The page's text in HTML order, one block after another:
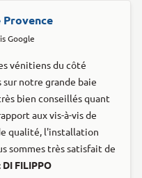
Provence
Google
vénitiens du côté
notre grande baie
bien conseillés quant
aux vis-à-vis de
qualité, l'installation
sommes très satisfait de
FILIPPO